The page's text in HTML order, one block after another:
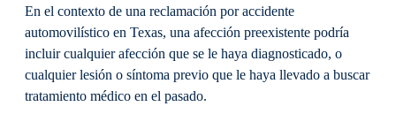
En el contexto de una reclamación por accidente
automovilístico en Texas, una afección preexistente podría
incluir cualquier afección que se le haya diagnosticado, o
cualquier lesión o síntoma previo que le haya llevado a buscar
tratamiento médico en el pasado.